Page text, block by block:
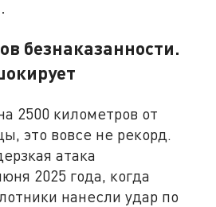
безнаказанности.
2500 километров от
это вовсе не рекорд.
атака
2025 года, когда
нанесли удар по